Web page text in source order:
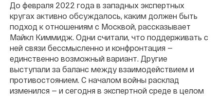
До февраля 2022 года в западных экспертных
кругах активно обсуждалось, каким должен быть
подход к отношениям с Москвой, рассказывает
Майкл Киммидж. Одни считали, что поддерживать с
ней связи бессмысленно и конфронтация —
единственно возможный вариант. Другие
выступали за баланс между взаимодействием и
противостоянием. С началом войны расклад
изменился — и сегодня в экспертной среде в целом